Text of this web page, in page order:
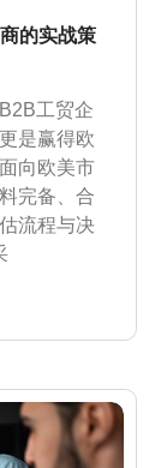
的实战策
工贸企
是赢得欧
向欧美市
完备、合
流程与决